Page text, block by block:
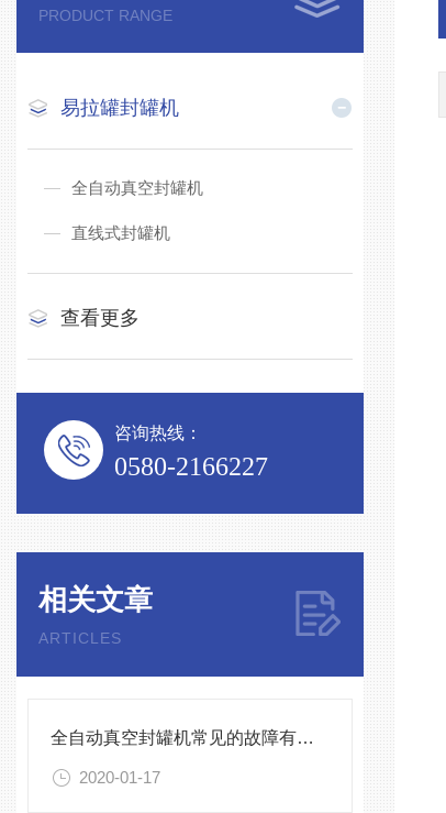
PRODUCT RANGE
易拉罐封罐机
全自动真空封罐机
直线式封罐机
查看更多
咨询热线：
0580-2166227
相关文章
ARTICLES
全自动真空封罐机常见的故障有哪些呢？
2020-01-17